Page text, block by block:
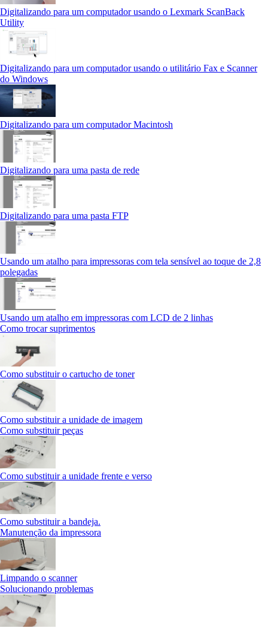
Digitalizando para um computador usando o Lexmark ScanBack
Utility
Digitalizando para um computador usando o utilitário Fax e Scanner
do Windows
Digitalizando para um computador Macintosh
Digitalizando para uma pasta de rede
Digitalizando para uma pasta FTP
Usando um atalho para impressoras com tela sensível ao toque de 2,8
polegadas
Usando um atalho em impressoras com LCD de 2 linhas
Como trocar suprimentos
Como substituir o cartucho de toner
Como substituir a unidade de imagem
Como substituir peças
Como substituir a unidade frente e verso
Como substituir a bandeja.
Manutenção da impressora
Limpando o scanner
Solucionando problemas